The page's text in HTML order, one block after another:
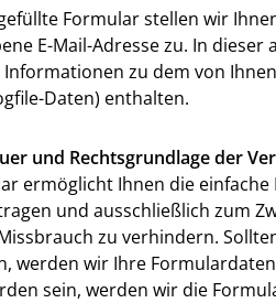
Formular stellen wir
E-Mail-Adresse zu. In
Informationen zu dem von
Daten) enthalten.
und Rechtsgrundlage der
ermöglicht Ihnen die
und ausschließlich zum
zu verhindern.
werden wir Ihre
sein, werden wir die